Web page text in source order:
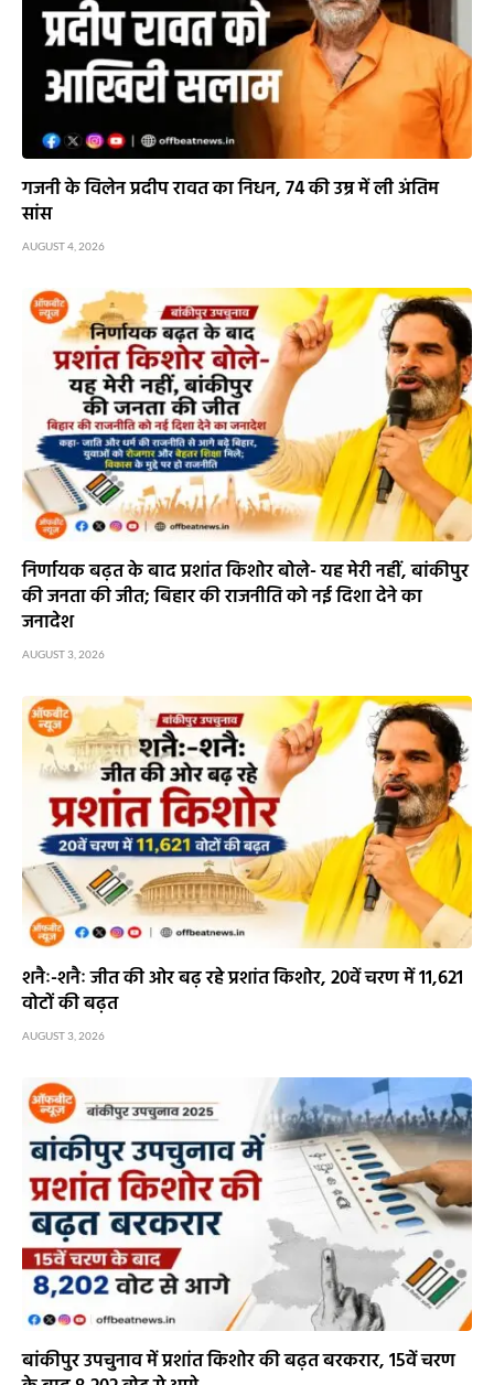
गजनी के विलेन प्रदीप रावत का निधन, 74 की उम्र में ली अंतिम
सांस
AUGUST 4, 2026
निर्णायक बढ़त के बाद प्रशांत किशोर बोले- यह मेरी नहीं, बांकीपुर
की जनता की जीत; बिहार की राजनीति को नई दिशा देने का
जनादेश
AUGUST 3, 2026
शनैः-शनैः जीत की ओर बढ़ रहे प्रशांत किशोर, 20वें चरण में 11,621
वोटों की बढ़त
AUGUST 3, 2026
बांकीपुर उपचुनाव में प्रशांत किशोर की बढ़त बरकरार, 15वें चरण